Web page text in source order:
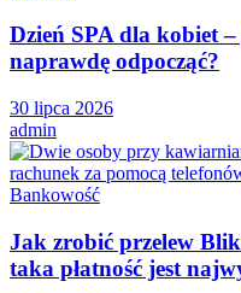
Dzień SPA dla kobiet
naprawdę odpocząć?
30 lipca 2026
admin
Bankowość
Jak zrobić przelew
taka płatność jest